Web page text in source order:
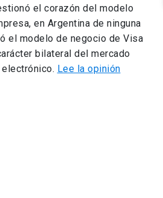
el corazón del modelo
en Argentina de ninguna
el modelo de negocio de Visa
bilateral del mercado
Lee la opinión